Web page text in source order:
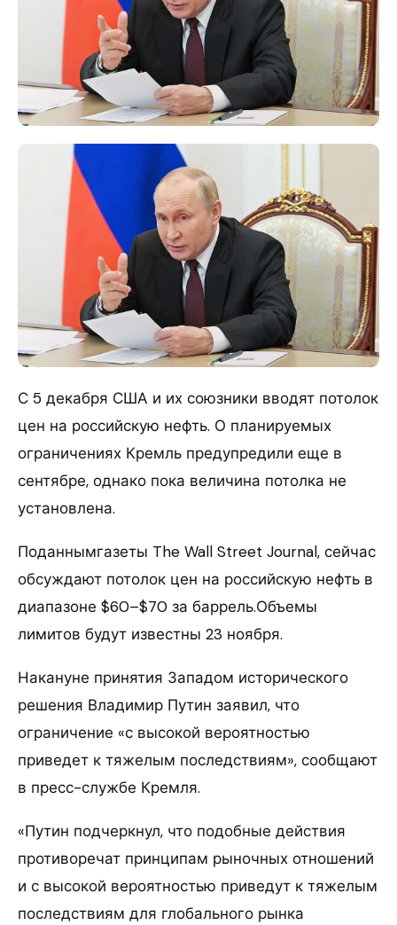
С 5 декабря США и их союзники вводят потолок
цен на российскую нефть. О планируемых
ограничениях Кремль предупредили еще в
сентябре, однако пока величина потолка не
установлена.
Поданнымгазеты The Wall Street Journal, сейчас
обсуждают потолок цен на российскую нефть в
диапазоне $60–$70 за баррель.Объемы
лимитов будут известны 23 ноября.
Накануне принятия Западом исторического
решения Владимир Путин заявил, что
ограничение «с высокой вероятностью
приведет к тяжелым последствиям», сообщают
в пресс-службе Кремля.
«Путин подчеркнул, что подобные действия
противоречат принципам рыночных отношений
и с высокой вероятностью приведут к тяжелым
последствиям для глобального рынка